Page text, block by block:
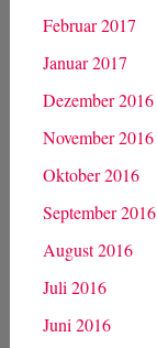
Februar 2017
Januar 2017
Dezember 2016
November 2016
Oktober 2016
September 2016
August 2016
Juli 2016
Juni 2016